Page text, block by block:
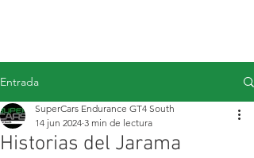
Entrada
Historias del Jarama
SuperCars Endurance GT4 South
14 jun 2024 3 min de lectura